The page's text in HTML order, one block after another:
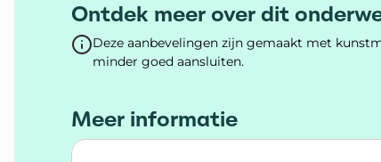
Ontdek meer over dit
Deze aanbevelingen zijn gemaakt met
minder goed aansluiten.
Meer informatie